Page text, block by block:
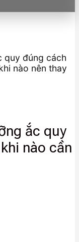
quy đúng cách
nào nên thay
ắc quy
nào cần